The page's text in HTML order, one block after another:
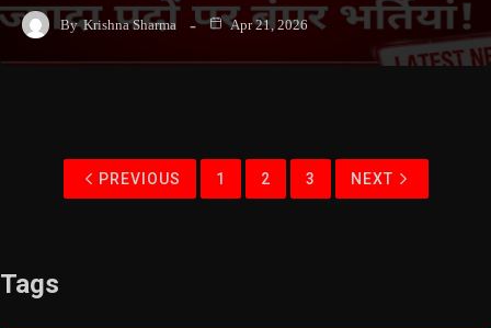
By Krishna Sharma Apr 21, 2026
PREVIOUS 1 2 3 NEXT
Tags